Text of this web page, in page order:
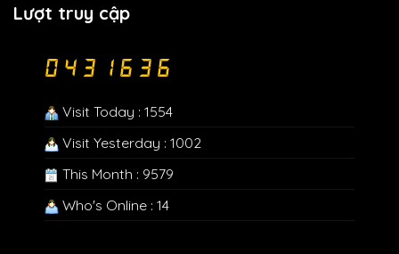
Lượt truy cập
Visit Today : 1554
Visit Yesterday : 1002
This Month : 9579
Who's Online : 14